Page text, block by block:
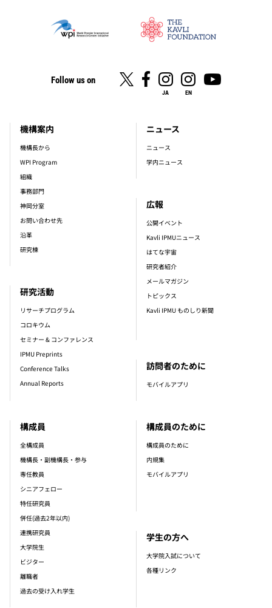
Follow us on
JA EN
footer_main_menu
機構案内
機構長から
WPI Program
組織
事務部門
神岡分室
お問い合わせ先
沿革
研究棟
構成員
全構成員
機構長・副機構長・参与
専任教員
シニアフェロー
特任研究員
併任(過去2年以内)
連携研究員
大学院生
ビジター
離職者
過去の受け入れ学生
研究活動
リサーチプログラム
コロキウム
セミナー & コンファレンス
IPMU Preprints
Conference Talks
Annual Reports
ニュース
ニュース
学内ニュース
広報
公開イベント
Kavli IPMUニュース
はてな宇宙
研究者紹介
メールマガジン
トピックス
Kavli IPMU ものしり新聞
訪問者のために
モバイルアプリ
構成員のために
構成員のために
内規集
モバイルアプリ
学生の方へ
大学院入試について
各種リンク